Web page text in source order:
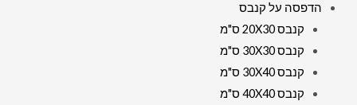
הדפסה על קנבס
קנבס 20X30 ס"מ
קנבס 30X30 ס"מ
קנבס 30X40 ס"מ
קנבס 40X40 ס"מ